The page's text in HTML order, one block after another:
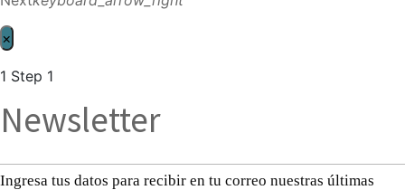
×
1 Step 1
Newsletter
Ingresa tus datos para recibir en tu correo nuestras últimas